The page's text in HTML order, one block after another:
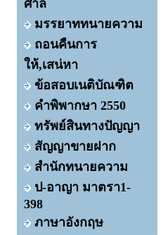
ศาล
มรรยาททนายความ
ถอนคืนการ
ให้,เสน่หา
ข้อสอบเนติบัณฑิต
คำพิพากษา 2550
ทรัพย์สินทางปัญญา
สัญญาขายฝาก
สำนักทนายความ
ป-อาญา มาตรา1-
398
ภาษาอังกฤษ